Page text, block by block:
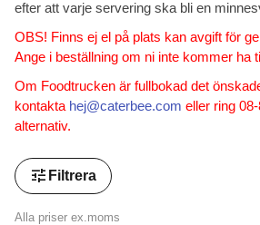
efter att varje servering ska bli en
OBS! Finns ej el på plats kan avgift för
Ange i beställning om ni inte kommer ha
Om Foodtrucken är fullbokad det
kontakta hej@caterbee.com eller ring
alternativ.
tune Filtrera
Alla priser ex.moms